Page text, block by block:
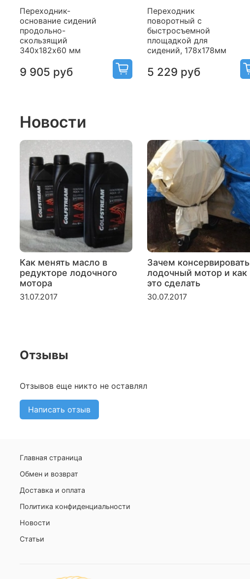
Переходник-
основание сидений
продольно-
скользящий
340х182х60 мм
9 905 руб
Переходник
поворотный с
быстросъемной
площадкой для
сидений, 178х178мм
5 229 руб
Новости
Как менять масло в
редукторе лодочного
мотора
31.07.2017
Зачем консервировать
лодочный мотор и как
это сделать
30.07.2017
Отзывы
Отзывов еще никто не оставлял
Написать отзыв
Главная страница
Обмен и возврат
Доставка и оплата
Политика конфиденциальности
Новости
Статьи